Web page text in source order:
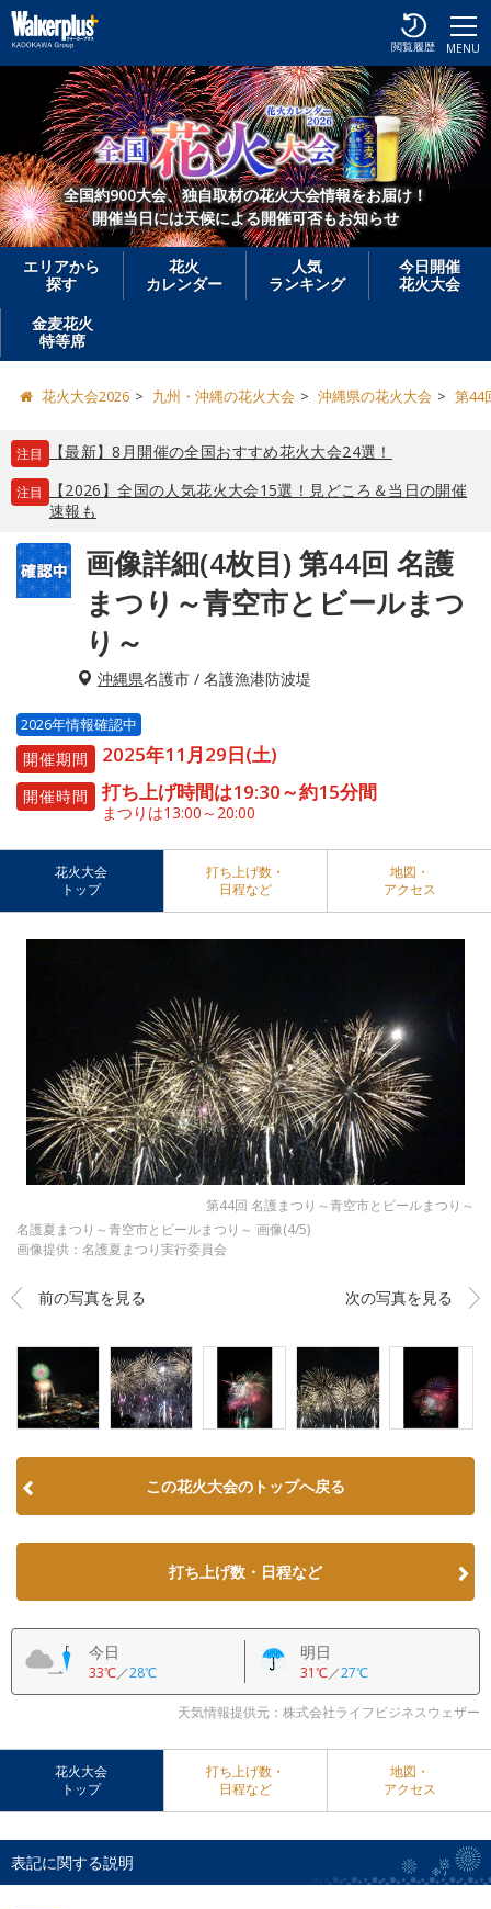
MENU
閲覧履歴
全国約900大会、独自取材の花火大会情報をお届け！
開催当日には天候による開催可否もお知らせ
エリアから
探す
花火
カレンダー
人気
ランキング
今日開催
花火大会
金麦花火
特等席
花火大会2026 九州・沖縄の花火大会 沖縄県の花火大会 第44
注目 【最新】8月開催の全国おすすめ花火大会24選！
注目
【2026】全国の人気花火大会15選！見どころ＆当日の開催
速報も
画像詳細(4枚目) 第44回 名護
まつり～青空市とビールまつ
り～
沖縄県名護市 / 名護漁港防波堤
2026年情報確認中
開催期間 2025年11月29日(土)
開催時間 打ち上げ時間は19:30～約15分間
まつりは13:00～20:00
花火大会
トップ
打ち上げ数・
日程など
地図・
アクセス
第44回 名護まつり～青空市とビールまつり～
名護夏まつり～青空市とビールまつり～ 画像(4/5)
画像提供：名護夏まつり実行委員会
前の写真を見る 次の写真を見る
この花火大会のトップへ戻る
打ち上げ数・日程など
今日
33℃／28℃
明日
31℃／27℃
天気情報提供元：株式会社ライフビジネスウェザー
花火大会
トップ
打ち上げ数・
日程など
地図・
アクセス
表記に関する説明